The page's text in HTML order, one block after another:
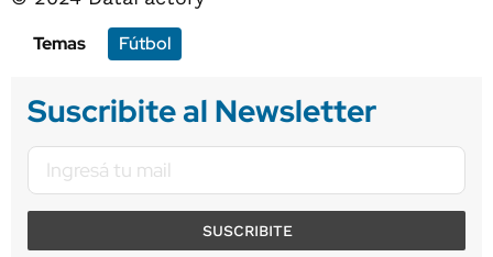
Temas
Fútbol
Suscribite al Newsletter
SUSCRIBITE